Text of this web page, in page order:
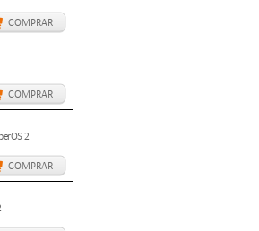
COMPRAR
COMPRAR
2
COMPRAR